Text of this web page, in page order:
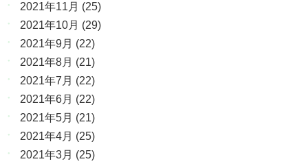
2021年11月 (25)
2021年10月 (29)
2021年9月 (22)
2021年8月 (21)
2021年7月 (22)
2021年6月 (22)
2021年5月 (21)
2021年4月 (25)
2021年3月 (25)